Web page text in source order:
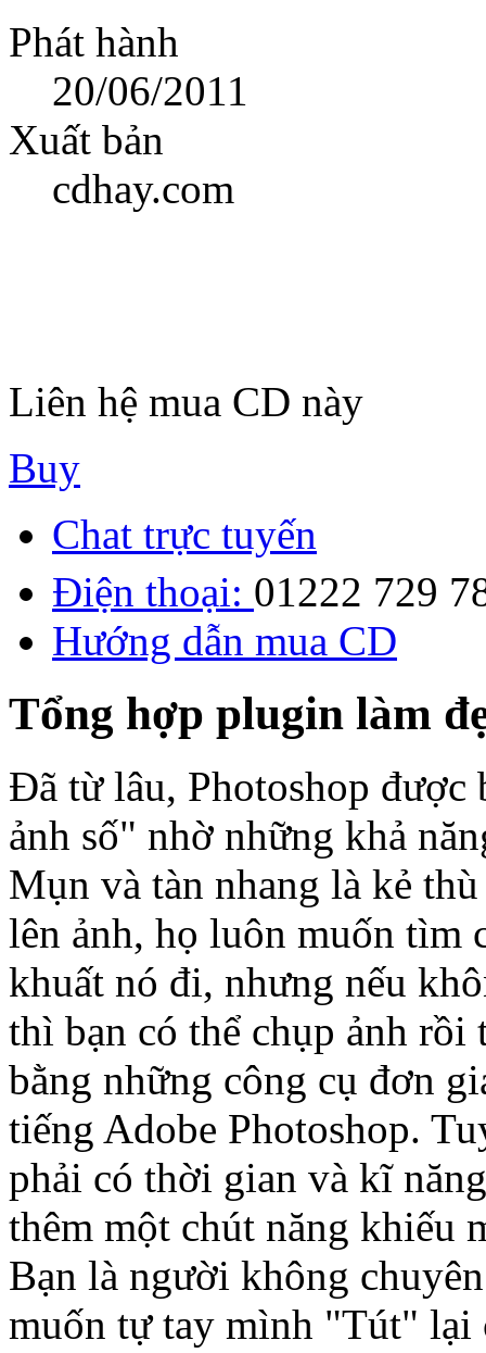
Phát hành
20/06/2011
Xuất bản
cdhay.com
Liên hệ mua CD này
Buy
Chat trực tuyến
Điện thoại: 01222 729
Hướng dẫn mua CD
Tổng hợp plugin làm
Đã từ lâu, Photoshop
ảnh số" nhờ những khả
Mụn và tàn nhang là kẻ
lên ảnh, họ luôn muốn tìm
khuất nó đi, nhưng nếu
thì bạn có thể chụp ảnh rồi
bằng những công cụ đơn
tiếng Adobe Photoshop.
phải có thời gian và kĩ
thêm một chút năng khiếu
Bạn là người không
muốn tự tay mình "Tút" lại